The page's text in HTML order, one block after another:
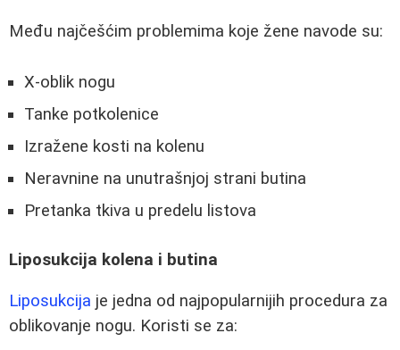
Među najčešćim problemima koje žene navode su:
X-oblik nogu
Tanke potkolenice
Izražene kosti na kolenu
Neravnine na unutrašnjoj strani butina
Pretanka tkiva u predelu listova
Liposukcija kolena i butina
Liposukcija je jedna od najpopularnijih procedura za
oblikovanje nogu. Koristi se za: